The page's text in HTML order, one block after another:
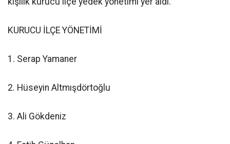
KURUCU İLÇE YÖNETİMİ
1. Serap Yamaner
2. Hüseyin Altmışdörtoğlu
3. Ali Gökdeniz